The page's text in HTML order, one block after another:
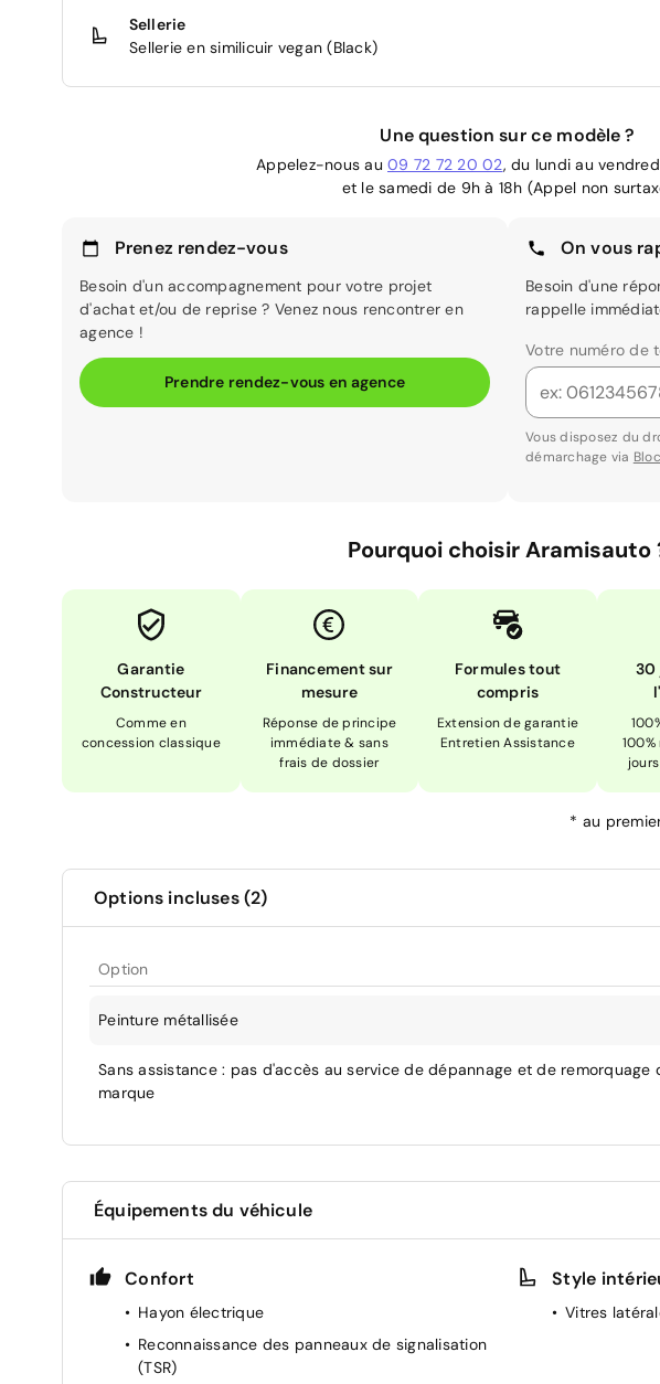
Sellerie
Sellerie en similicuir vegan (Black)
Une question sur ce modèle ?
Appelez-nous au 09 72 72 20 02, du lundi au
et le samedi de 9h à 18h (Appel non
Prenez rendez-vous
Besoin d'un accompagnement pour votre projet
d'achat et/ou de reprise ? Venez nous rencontrer en
agence !
Prendre rendez-vous en agence
On vous
Besoin d'une
rappelle
Votre numéro de
Vous disposez du
démarchage via
Pourquoi choisir Aramisauto
Garantie
Constructeur
Comme en
concession classique
Financement sur
mesure
Réponse de principe
immédiate & sans
frais de dossier
Formules tout
compris
Extension de garantie
Entretien Assistance
30
* au
Options incluses (2)
Option
Peinture métallisée
Sans assistance : pas d'accès au service de dépannage et de remorquage
marque
Équipements du véhicule
Confort
Hayon électrique
Reconnaissance des panneaux de signalisation
(TSR)
Style
Vitres